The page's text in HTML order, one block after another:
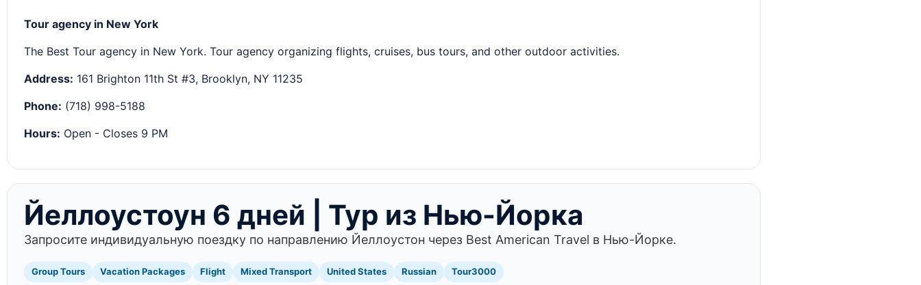
Tour agency in New York
The Best Tour agency in New York. Tour agency organizing flights, cruises, bus tours, and other outdoor activities.
Address: 161 Brighton 11th St #3, Brooklyn, NY 11235
Phone: (718) 998-5188
Hours: Open - Closes 9 PM
Йеллоустоун 6 дней | Тур из Нью-Йорка
Запросите индивидуальную поездку по направлению Йеллоустон через Best American Travel в Нью-Йорке.
Group Tours Vacation Packages Flight Mixed Transport United States Russian Tour3000